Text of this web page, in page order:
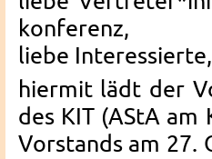
kon­fe­renz,
liebe In­ter­es­sier­te,
hier­mit lädt der
des KIT (AStA
Vor­stands am 27.